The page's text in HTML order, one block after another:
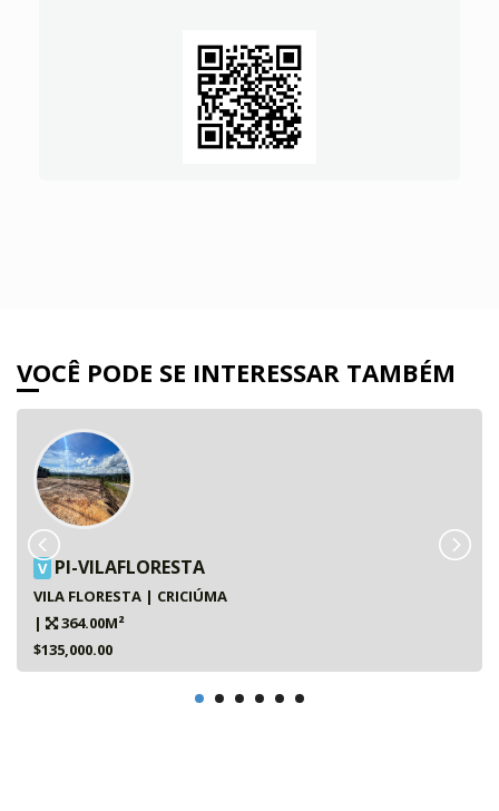
VOCÊ PODE SE INTERESSAR TAMBÉM
V PI-VILAFLORESTA
VILA FLORESTA | CRICIÚMA
|
364.00M²
$135,000.00